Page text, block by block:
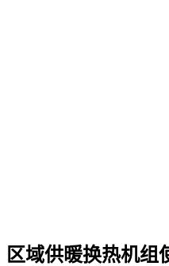
区域供暖换热机组